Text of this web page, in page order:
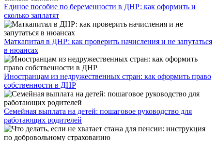
Единое пособие по беременности в ДНР: как оформить и
сколько заплатят
​Маткапитал в ДНР: как проверить начисления и не запутаться
в нюансах
Иностранцам из недружественных стран: как оформить право
собственности в ДНР
Семейная выплата на детей: пошаговое руководство для
работающих родителей